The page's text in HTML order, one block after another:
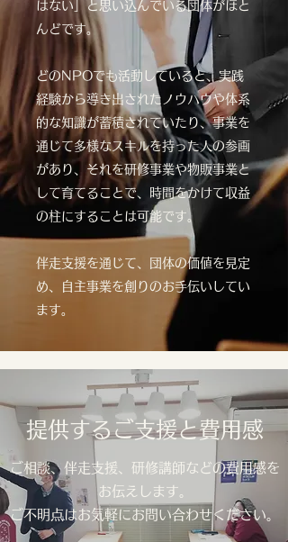
はない」と思い込んでいる団体がほと
んどです。
どのNPOでも活動していると、実践
経験から導き出されたノウハウや体系
的な知識が蓄積されていたり、事業を
通じて多様なスキルを持った人の参画
があり、それを研修事業や物販事業と
して育てることで、時間をかけて収益
の柱にすることは可能です。
伴走支援を通じて、団体の価値を見定
め、自主事業を創りのお手伝いしてい
ます。
提供するご支援と費用感
ご相談、伴走支援、研修講師などの費用感を
お伝えします。
​ご不明点は​お気軽にお問い合わせください。